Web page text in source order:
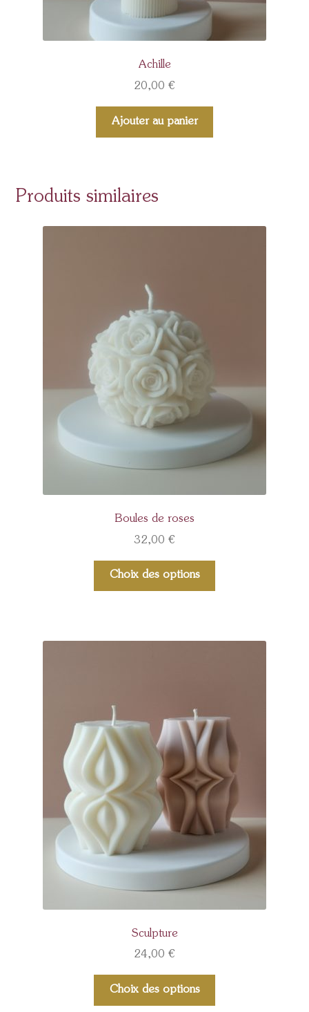
Achille
20,00 €
Ajouter au panier
Produits similaires
Boules de roses
32,00 €
Choix des options
Sculpture
24,00 €
Choix des options